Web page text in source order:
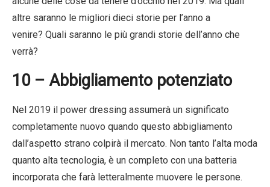
altre saranno le migliori dieci storie per l’anno a
venire? Quali saranno le più grandi storie dell’anno che
verrà?
10 – Abbigliamento potenziato
Nel 2019 il power dressing assumerà un significato
completamente nuovo quando questo abbigliamento
dall’aspetto strano colpirà il mercato. Non tanto l’alta moda
quanto alta tecnologia, è un completo con una batteria
incorporata che farà letteralmente muovere le persone.